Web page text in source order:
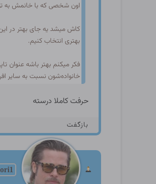
اون شخصی که با خانمش به
کاش میشد یه جای بهتر در
بهتری انتخاب کنیم.
فکر میکنم بهتر باشه عنوان
خانواده‌شون نسبت به سایر
حرفت کاملا درسته
بازگفت